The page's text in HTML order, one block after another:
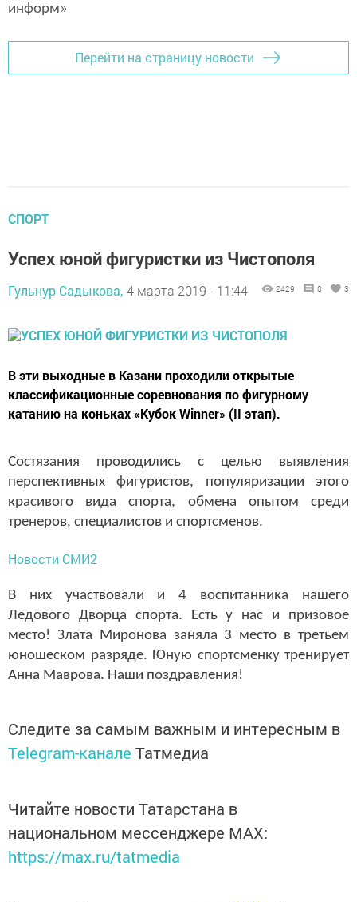
информ»
Перейти на страницу новости
СПОРТ
Успех юной фигуристки из Чистополя
Гульнур Садыкова, 4 марта 2019 - 11:44 2429 0 3
В эти выходные в Казани проходили открытые
классификационные соревнования по фигурному
катанию на коньках «Кубок Winner» (II этап).
Состязания проводились с целью выявления
перспективных фигуристов, популяризации этого
красивого вида спорта, обмена опытом среди
тренеров, специалистов и спортсменов.
Новости СМИ2
В них участвовали и 4 воспитанника нашего
Ледового Дворца спорта. Есть у нас и призовое
место! Злата Миронова заняла 3 место в третьем
юношеском разряде. Юную спортсменку тренирует
Анна Маврова. Наши поздравления!
Следите за самым важным и интересным в
Telegram-канале Татмедиа
Читайте новости Татарстана в
национальном мессенджере MАХ:
https://max.ru/tatmedia